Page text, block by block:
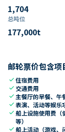
1,704
总吨位
177,000t
邮轮票价包含项
check住宿费用
check 交通费用
check 主餐厅的早餐、午
check表演、活动等娱乐
check船上设施使用费（
等）
check船上活动（游戏、